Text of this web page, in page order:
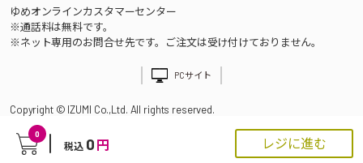
0
税込 0 円 レジに進む
ゆめオンラインカスタマーセンター
※通話料は無料です。
※ネット専用のお問合せ先です。ご注文は受け付けておりません。
PCサイト
Copyright © IZUMI Co.,Ltd. All rights reserved.